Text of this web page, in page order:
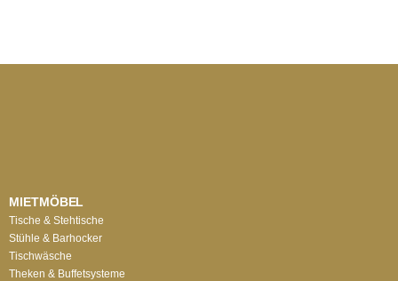
MIETMÖBEL
Tische & Stehtische
Stühle & Barhocker
Tischwäsche
Theken & Buffetsysteme